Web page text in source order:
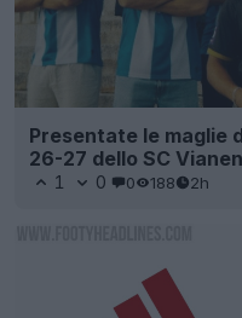
Presentate le maglie
26-27 dello SC
1 0 0 188 2h